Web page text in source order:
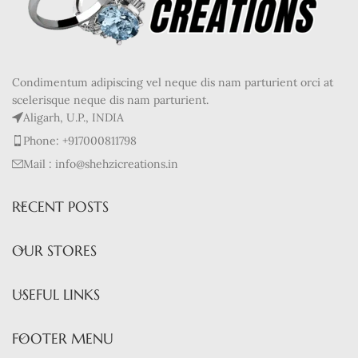
Condimentum adipiscing vel neque dis nam parturient orci at
scelerisque neque dis nam parturient.
Aligarh, U.P., INDIA
Phone: +917000811798
Mail : info@shehzicreations.in
RECENT POSTS
OUR STORES
USEFUL LINKS
FOOTER MENU